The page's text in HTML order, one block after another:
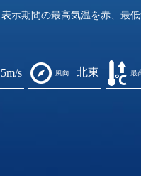
示期間の最高気温を赤、最低
5m/s 風向 北東 最